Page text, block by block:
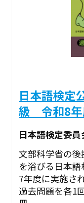
日本語検定
級 令和8年
日本語検定委員
文部科学省の後
を浴びる日本
7年度に実施さ
過去問題を各1